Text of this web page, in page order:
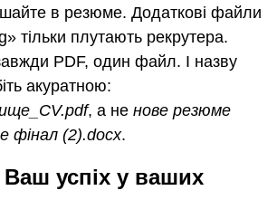
в резюме. Додаткові файли
тільки плутають рекрутера.
PDF, один файл. І назву
акуратною:
, а не нове резюме
фінал (2).docx.
успіх у ваших